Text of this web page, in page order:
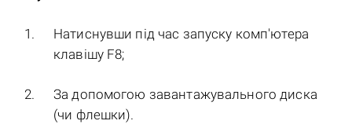
Натиснувши під час запуску комп'ютера
клавішу F8;
За допомогою завантажувального диска
(чи флешки).